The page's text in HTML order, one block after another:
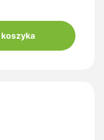
koszyka